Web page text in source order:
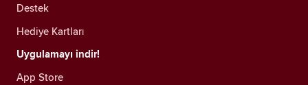
Destek
Hediye Kartları
Uygulamayı indir!
App Store